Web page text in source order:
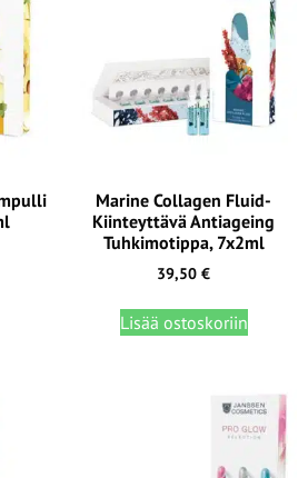
Marine Collagen Fluid-
Kiinteyttävä Antiageing
Tuhkimotippa, 7x2ml
39,50 €
Lisää ostoskoriin